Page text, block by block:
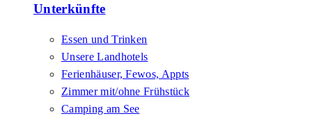
Unterkünfte
Essen und Trinken
Unsere Landhotels
Ferienhäuser, Fewos, Appts
Zimmer mit/ohne Frühstück
Camping am See